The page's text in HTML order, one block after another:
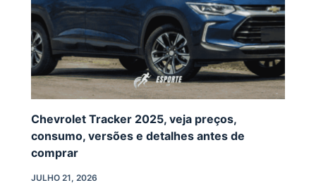
Chevrolet Tracker 2025, veja preços,
consumo, versões e detalhes antes de
comprar
JULHO 21, 2026